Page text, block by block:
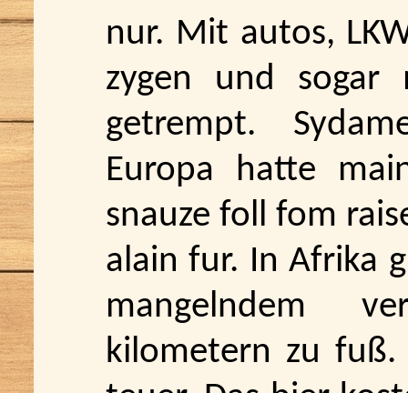
nur. Mit autos,
zygen und sogar
getrempt.
Europa hatte
snauze foll fom
alain fur. In Afrika
mangelndem
kilometern zu